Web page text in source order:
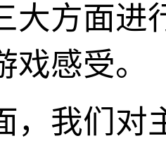
大方面进
戏感受。
，我们对